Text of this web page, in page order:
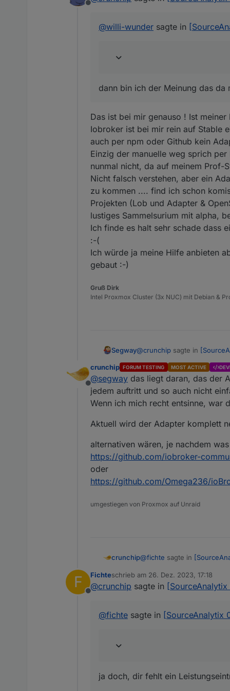
(Dutchman)
(Dutchman)
(Dutchman)
(Dutchman)
(Dutchman &
(Dutchman) Bugfix
(Dutchman) Bugfix :
(Dutchman) Bugfix :
(Dutchman) Bugfix :
(Dutchman) Bugfix :
Watt values :
Watt values :
(Dutchman) Bugfix :
(Dutchman) Bugfix :
(Dutchman) Bugfix :
(Dutchman) Bugfix :
(Dutchman) Bugfix :
night reset)
dann bin ich der Meinung
Offline
@willi-wunder sagte in
dann bin ich der Meinung das
Das ist bei mir genauso ! Ist
Iobroker ist bei mir rein auf Stable
auch per npm oder Github kein
Einzig der manuelle weg sprich
nunmal nicht, da auf meinem Prof-
Nicht falsch verstehen, aber ein
zu kommen .... find ich schon
Projekten (Lob und Adapter &
lustiges Sammelsurium mit alpha,
Ich finde es halt sehr schade dass
:-(
Ich würde ja meine Hilfe anbieten
gebaut :-)
Gruß Dirk
Intel Proxmox Cluster (3x NUC) mit Debian &
Segway@crunchip sagte in
@willi-wunder sagte in
Über Github hat er
dann bin ich der
Das ist bei mir genauso ! Ist
Iobroker ist bei mir rein auf
Einzig der manuelle weg
Nicht falsch verstehen,
kommen .... find ich schon
Adapter & OpenSource
Ich finde es halt sehr
Offline
crunchip FORUM TESTING MOST ACTIVE
@segway das liegt daran, das der
jedem auftritt und so auch nicht
Wenn ich mich recht entsinne, war
Aktuell wird der Adapter komplett
alternativen wären, je nachdem
https://github.com/iobroker-
oder
https://github.com/Omega236/
umgestiegen von Proxmox auf Unraid
crunchip@fichte sagte in
Keine AUffälligkeit
ja doch, dir fehlt ein
F
Offline
Fichteschrieb am 26. Dez. 2023, 17:18
zuletzt editiert von
@crunchip sagte in
@fichte sagte in [SourceAnalytix
ja doch, dir fehlt ein